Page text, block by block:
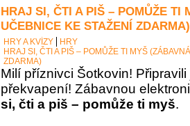
HRAJ SI, ČTI A PIŠ – POMŮŽE TI
UČEBNICE KE STAŽENÍ ZDARMA)
HRY A KVÍZY
HRY
HRAJ SI, ČTI A PIŠ – POMŮŽE TI MYŠ
ZDARMA)
Milí příznivci Šotkovin!
překvapení! Zábavnou
si, čti a piš – pomůže ti myš.